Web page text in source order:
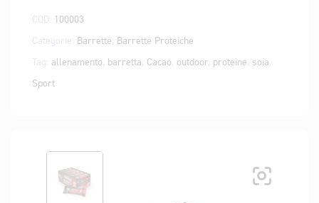
100003
Barrette Barrette Proteiche
allenamento barretta Cacao outdoor proteine soia
Sport